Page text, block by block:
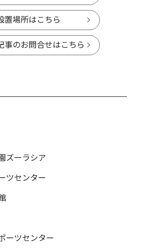
置場所はこちら
事のお問合せはこちら
ズーラシア
ツセンター
ーツセンター